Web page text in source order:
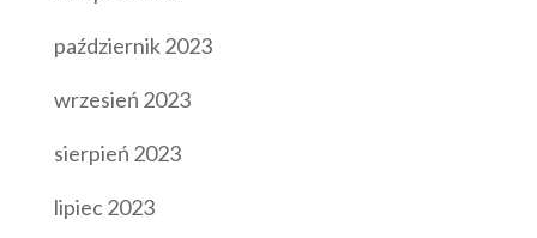
październik 2023
wrzesień 2023
sierpień 2023
lipiec 2023